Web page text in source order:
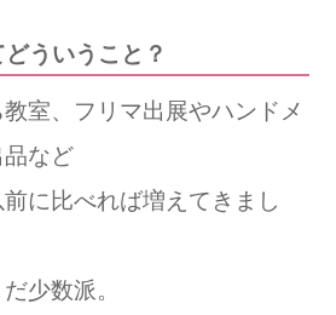
ういうこと？
室、フリマ出展やハンドメ
など
に比べれば増えてきまし
少数派。